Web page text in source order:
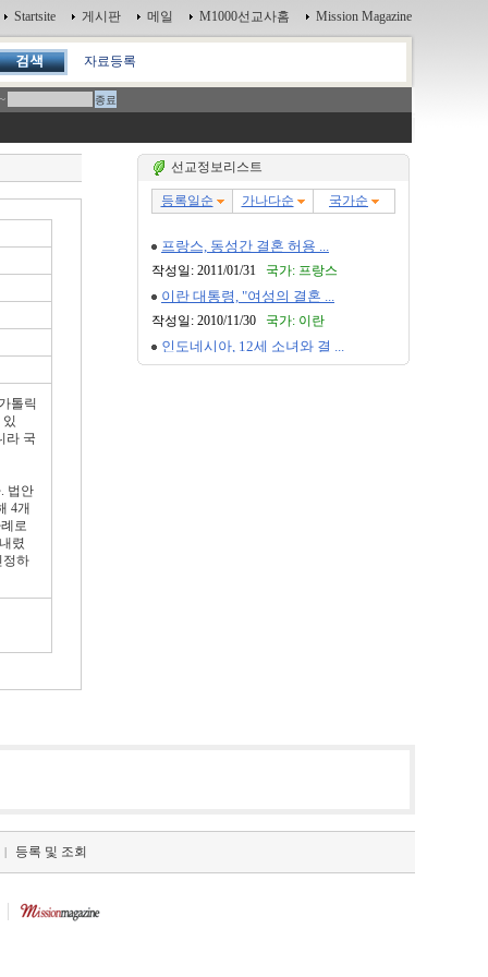
Startsite 게시판 메일 M1000선교사홈 Mission Magazine
자료등록
~
톨릭
있
라 국
법안
4개
로
렸
정하
선교정보리스트
| 등록 및 조회